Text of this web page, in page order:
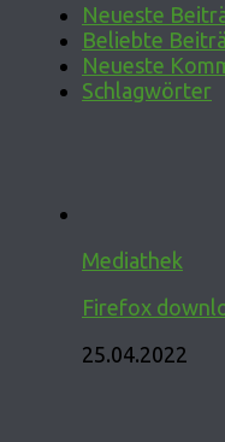
Neueste
Beliebte
Neueste
Schlagwörter
Mediathek
Firefox
25.04.2022